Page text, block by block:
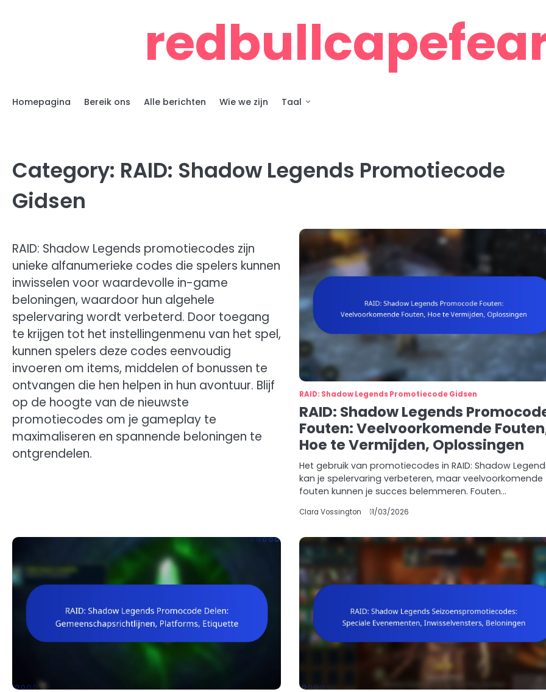
Homepagina Bereik ons Alle berichten Wie we zijn Taal
Category: RAID: Shadow Legends Promotiecode
Gidsen
RAID: Shadow Legends promotiecodes zijn
unieke alfanumerieke codes die spelers kunnen
inwisselen voor waardevolle in-game
beloningen, waardoor hun algehele
spelervaring wordt verbeterd. Door toegang
te krijgen tot het instellingenmenu van het spel,
kunnen spelers deze codes eenvoudig
invoeren om items, middelen of bonussen te
ontvangen die hen helpen in hun avontuur. Blijf
op de hoogte van de nieuwste
promotiecodes om je gameplay te
maximaliseren en spannende beloningen te
ontgrendelen.
RAID: Shadow Legends Promotiecode Gidsen
RAID: Shadow Legends
Fouten: Veelvoorkomende
Hoe te Vermijden, Oplossingen
Het gebruik van promotiecodes in RAID: Shadow
kan je spelervaring verbeteren, maar veelvoorkomende
fouten kunnen je succes belemmeren. Fouten…
Clara Vossington 11/03/2026